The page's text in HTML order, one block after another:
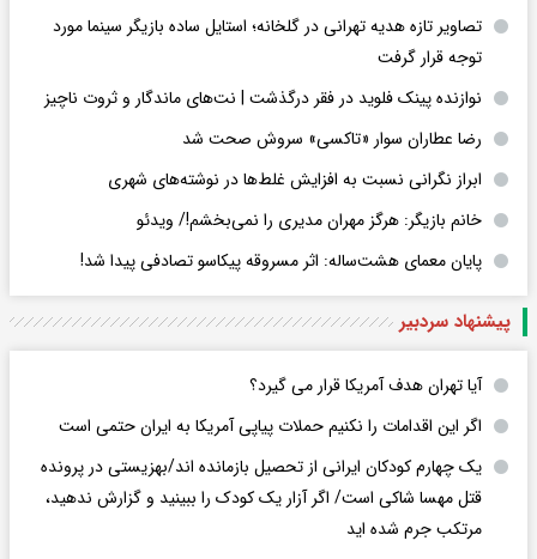
تصاویر تازه هدیه تهرانی در گلخانه؛ استایل ساده بازیگر سینما مورد
توجه قرار گرفت
نوازنده پینک فلوید در فقر درگذشت | نت‌های ماندگار و ثروت ناچیز
رضا عطاران سوار «تاکسی» سروش صحت شد
ابراز نگرانی نسبت به افزایش غلط‌ها در نوشته‌های شهری
خانم بازیگر: هرگز مهران مدیری را نمی‌بخشم!/ ویدئو
پایان معمای هشت‌ساله: اثر مسروقه پیکاسو تصادفی پیدا شد!
پیشنهاد سردبیر
آیا تهران هدف آمریکا قرار می گیرد؟
اگر این اقدامات را نکنیم حملات پیاپی آمریکا به ایران حتمی است
یک چهارم کودکان ایرانی از تحصیل بازمانده اند/بهزیستی در پرونده
قتل مهسا شاکی است/ اگر آزار یک کودک را ببینید و گزارش ندهید،
مرتکب جرم شده اید